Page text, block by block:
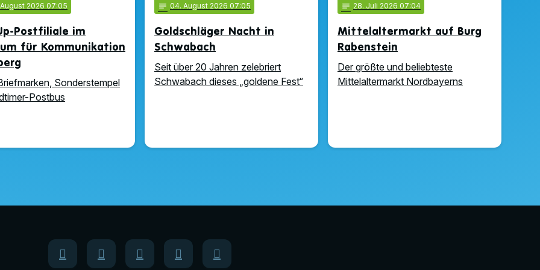
August 2026 07:05
Postfiliale im
für Kommunikation
Sonderstempel
Postbus
notes 04. August 2026 07:05
Goldschläger Nacht in
Schwabach
Seit über 20 Jahren zelebriert
Schwabach dieses „goldene Fest“
notes 28. Juli 2026 07:04
Mittelaltermarkt auf Burg
Rabenstein
Der größte und beliebteste
Mittelaltermarkt Nordbayerns